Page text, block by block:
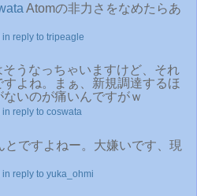
Atomの非力さをなめたらあ
in reply to tripeagle
そうなっちゃいますけど、それ
よね。まぁ、新規調達するほ
いのが痛いんですがｗ
in reply to coswata
とですよねー。大嫌いです、現
in reply to yuka_ohmi